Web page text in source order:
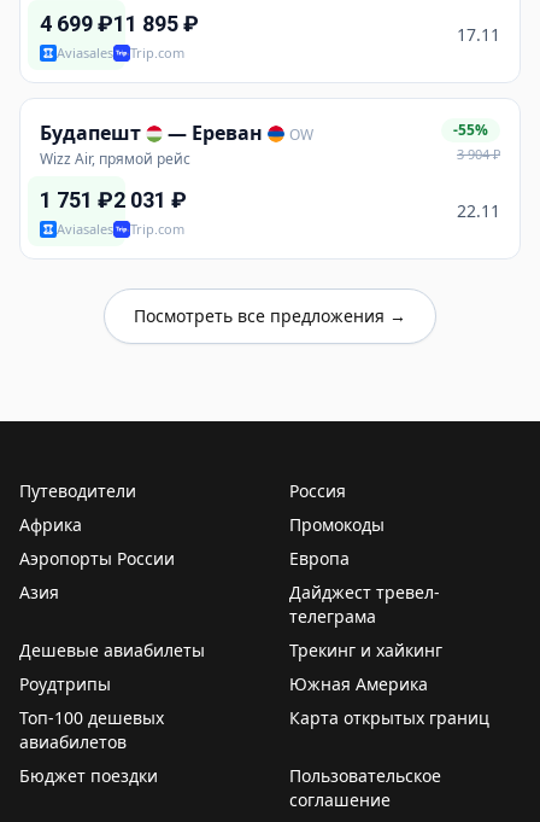
4 699₽
Aviasales
11 895₽
Trip.com
17.11
Будапешт — Ереван
OW
Wizz Air, прямой рейс
-55%
3 904₽
1 751 ₽
Aviasales
2 031 ₽
Trip.com
22.11
Посмотреть все предложения →
Путеводители
Россия
Африка
Промокоды
Аэропорты России
Европа
Азия
Дайджест тревел-
телеграма
Дешевые авиабилеты
Трекинг и хайкинг
Роудтрипы
Южная Америка
Топ-100 дешевых
авиабилетов
Карта открытых границ
Бюджет поездки
Пользовательское
соглашение